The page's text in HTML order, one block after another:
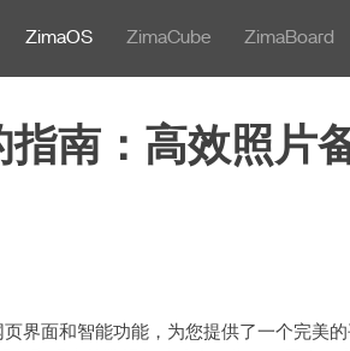
ZimaOS ZimaCube ZimaBoard
指南：高效照片
页界面和智能功能，为您提供了一个完美